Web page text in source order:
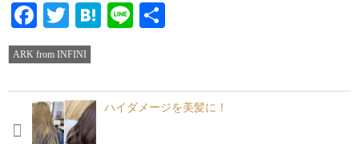
Facebook
TwitterHatena
Line
ARK from INFINI
ハイダメージを美髪に！